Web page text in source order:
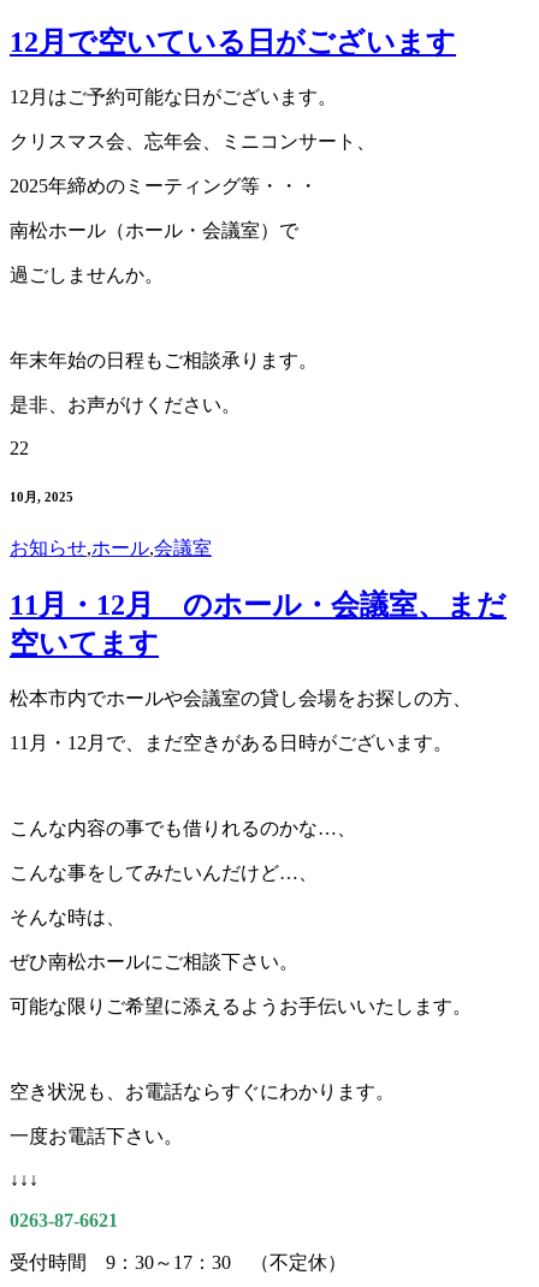
12月で空いている日がございます
12月はご予約可能な日がございます。
クリスマス会、忘年会、ミニコンサート、
2025年締めのミーティング等・・・
南松ホール（ホール・会議室）で
過ごしませんか。
年末年始の日程もご相談承ります。
是非、お声がけください。
22
10月, 2025
お知らせ,ホール,会議室
11月・12月 のホール・会議室、まだ
空いてます
松本市内でホールや会議室の貸し会場をお探しの方、
11月・12月で、まだ空きがある日時がございます。
こんな内容の事でも借りれるのかな…、
こんな事をしてみたいんだけど…、
そんな時は、
ぜひ南松ホールにご相談下さい。
可能な限りご希望に添えるようお手伝いいたします。
空き状況も、お電話ならすぐにわかります。
一度お電話下さい。
↓↓↓
0263-87-6621
受付時間 9：30～17：30 （不定休）